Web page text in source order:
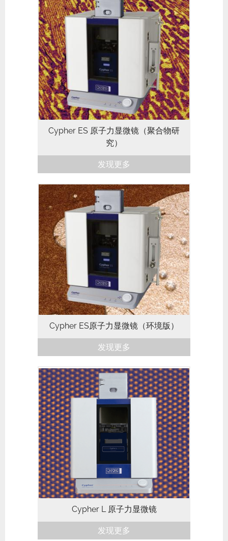
Cypher ES Polymer Ed是专门为聚合物材
料的研究量身定做。它拥有与Cypher ES一
样的出色性能和多功能性，同时还配置了：
blueDrive 光热激发轻敲模式、来自
NanoMechPro工具箱的三大技术...
Cypher ES 原子力显微镜（聚合物研
究）
发现更多
Asylum Research Cypher ES 在具有
Cypher S出色性能的同时，增加了完整的
环境控制功能。 Cypher ES 具有与Cypher
S相同的高分辨率、速度...
Cypher ES原子力显微镜（环境版）
发现更多
Cypher L是Cypher家族中的性价比之选，
以其超低的预算需求和在同价格区间内登峰
造极的性能和易用性，为微观探索立下了新
的期望。全新的Ergo软件提供了适用不同
研究领域的核心功能，包括二维材料，聚合
Cypher L 原子力显微镜
发现更多